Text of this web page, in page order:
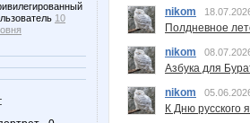
10
nikom
Полдневное
nikom
Азбука для
nikom
К Дню русского